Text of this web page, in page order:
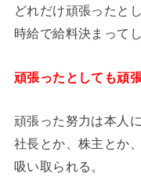
どれだけ頑張ったとし
時給で給料決まって
頑張ったとしても頑
頑張った努力は本人
社長とか、株主とか
吸い取られる。